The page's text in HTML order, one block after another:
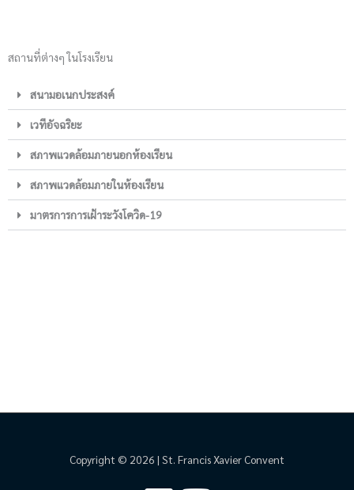
สถานที่ต่างๆ ในโรงเรียน
สนามอเนกประสงค์
เวทีอัจฉริยะ
สภาพแวดล้อมภายนอกห้องเรียน
สภาพแวดล้อมภายในห้องเรียน
มาตรการการเฝ้าระวังโควิด-19
Copyright © 2026 | St. Francis Xavier Convent